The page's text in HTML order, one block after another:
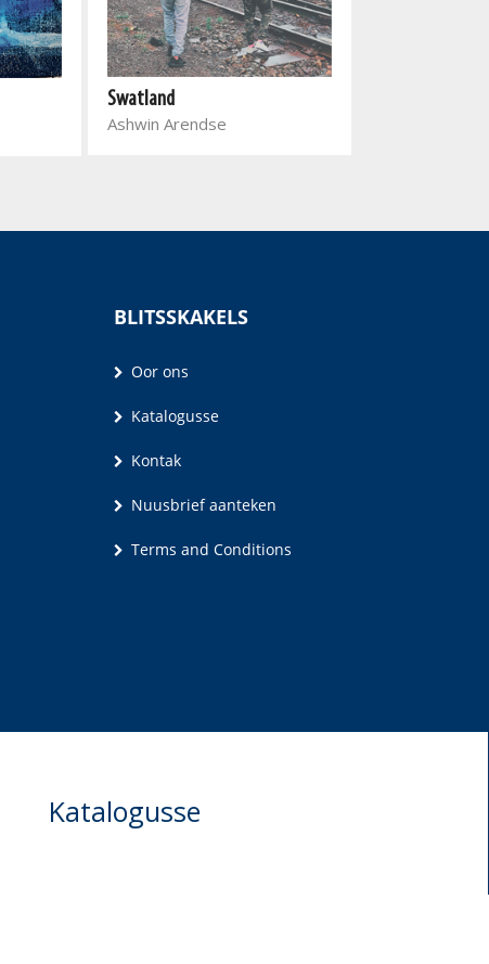
Swatland
Ashwin Arendse
BLITSSKAKELS
Oor ons
Katalogusse
Kontak
Nuusbrief aanteken
Terms and Conditions
Katalogusse